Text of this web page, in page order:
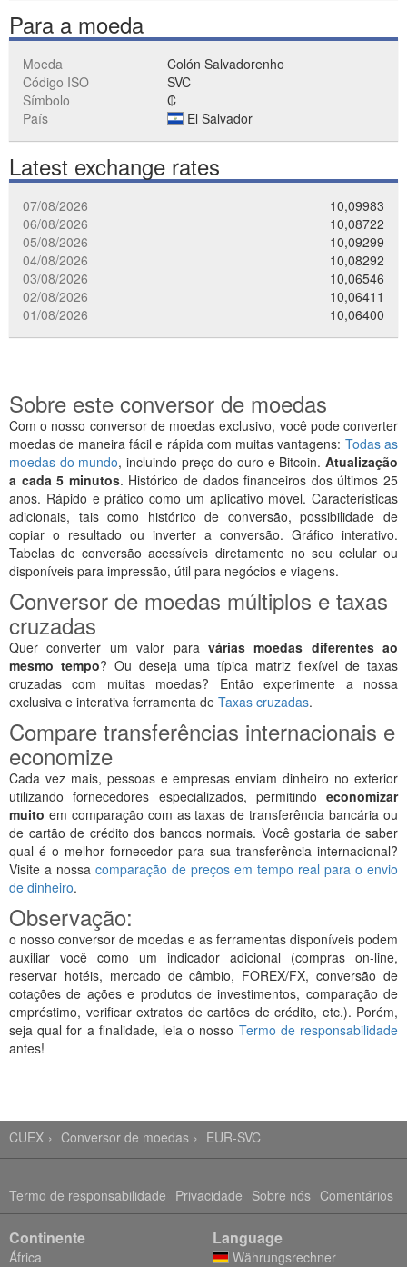
Para a moeda
Moeda
Colón Salvadorenho
Código ISO
SVC
Símbolo
₡
País
El Salvador
Latest exchange rates
07/08/2026
10,09983
06/08/2026
10,08722
05/08/2026
10,09299
04/08/2026
10,08292
03/08/2026
10,06546
02/08/2026
10,06411
01/08/2026
10,06400
Sobre este conversor de moedas
Com o nosso conversor de moedas exclusivo, você pode converter
moedas de maneira fácil e rápida com muitas vantagens: Todas as
moedas do mundo, incluindo preço do ouro e Bitcoin.Atualização
a cada 5 minutos. Histórico de dados financeiros dos últimos 25
anos. Rápido e prático como um aplicativo móvel. Características
adicionais, tais como histórico de conversão, possibilidade de
copiar o resultado ou inverter a conversão. Gráfico interativo.
Tabelas de conversão acessíveis diretamente no seu celular ou
disponíveis para impressão, útil para negócios e viagens.
Conversor de moedas múltiplos e taxas
cruzadas
Quer converter um valor para várias moedas diferentes ao
mesmo tempo? Ou deseja uma típica matriz flexível de taxas
cruzadas com muitas moedas? Então experimente a nossa
exclusiva e interativa ferramenta de Taxas cruzadas.
Compare transferências internacionais e
economize
Cada vez mais, pessoas e empresas enviam dinheiro no exterior
utilizando fornecedores especializados, permitindo economizar
muito em comparação com as taxas de transferência bancária ou
de cartão de crédito dos bancos normais. Você gostaria de saber
qual é o melhor fornecedor para sua transferência internacional?
Visite a nossa comparação de preços em tempo real para o envio
de dinheiro.
Observação:
o nosso conversor de moedas e as ferramentas disponíveis podem
auxiliar você como um indicador adicional (compras on-line,
reservar hotéis, mercado de câmbio, FOREX/FX, conversão de
cotações de ações e produtos de investimentos, comparação de
empréstimo, verificar extratos de cartões de crédito, etc.). Porém,
seja qual for a finalidade, leia o nosso Termo de responsabilidade
antes!
CUEX Conversor de moedas EUR-SVC
Termo de responsabilidade Privacidade Sobre nós Comentários
Continente
África
Language
Währungsrechner